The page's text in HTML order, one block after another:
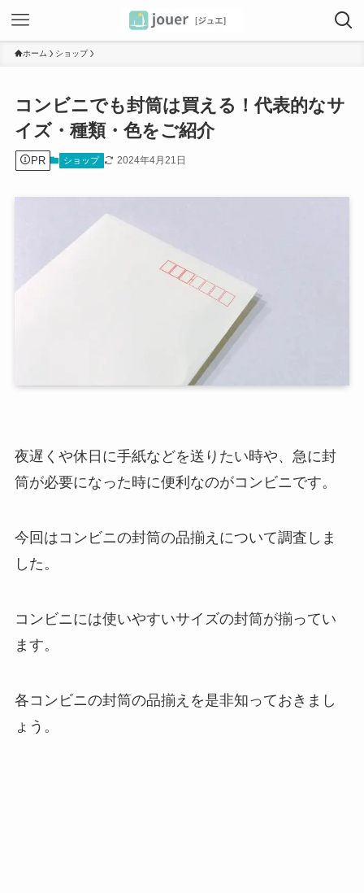
ホーム ショップ
コンビニでも封筒は買える！代表的なサ
イズ・種類・色をご紹介
PR ショップ 2024年4月21日
夜遅くや休日に手紙などを送りたい時や、急に封
筒が必要になった時に便利なのがコンビニです。
今回はコンビニの封筒の品揃えについて調査しま
した。
コンビニには使いやすいサイズの封筒が揃ってい
ます。
各コンビニの封筒の品揃えを是非知っておきまし
ょう。